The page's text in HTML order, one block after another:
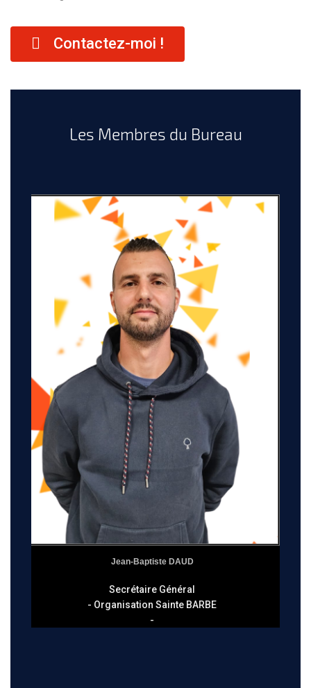
Contactez-moi !
Les Membres du Bureau
Jean-Baptiste DAUD
Secrétaire Général
- Organisation Sainte BARBE
-